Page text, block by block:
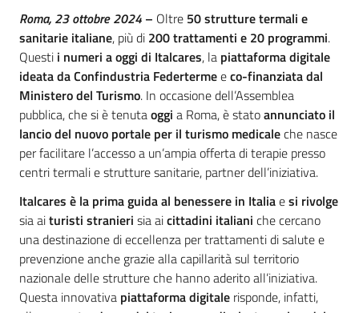
Roma, 23 ottobre 2024 – Oltre 50 strutture termali e
sanitarie italiane, più di 200 trattamenti e 20 programmi.
Questi i numeri a oggi di Italcares, la piattaforma digitale
ideata da Confindustria Federtermeeco-finanziata dal
Ministero del Turismo. In occasione dell’Assemblea
pubblica, che si è tenutaoggi a Roma, è statoannunciato il
lancio del nuovo portale per il turismo medicaleche nasce
per facilitare l’accesso a un’ampia offerta di terapie presso
centri termali e strutture sanitarie, partner dell’iniziativa.
Italcares è la prima guida al benessere in Italiaesi rivolge
sia aituristi stranieri sia aicittadini italiani che cercano
una destinazione di eccellenza per trattamenti di salute e
prevenzione anche grazie alla capillarità sul territorio
nazionale delle strutture che hanno aderito all’iniziativa.
Questa innovativa piattaforma digitale risponde, infatti,